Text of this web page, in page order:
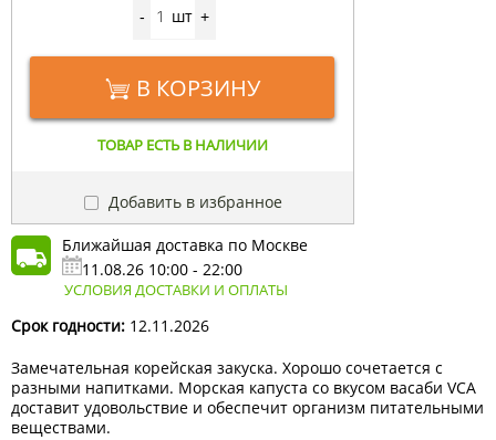
- шт +
В КОРЗИНУ
ТОВАР ЕСТЬ В НАЛИЧИИ
Добавить в избранное
Ближайшая доставка по Москве
11.08.26 10:00 - 22:00
УСЛОВИЯ ДОСТАВКИ И ОПЛАТЫ
Срок годности: 12.11.2026
Замечательная корейская закуска. Хорошо сочетается с
разными напитками. Морская капуста со вкусом васаби VCA
доставит удовольствие и обеспечит организм питательными
веществами.